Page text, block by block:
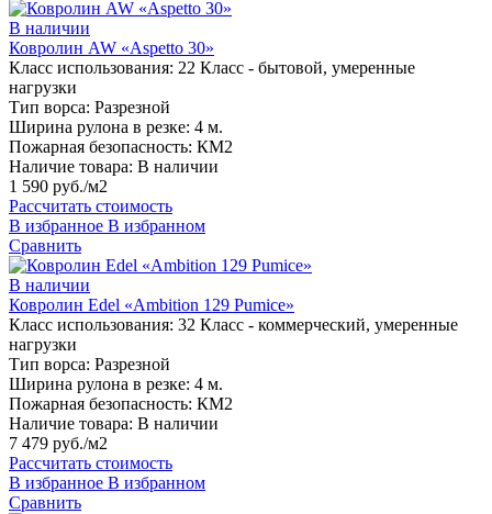
В наличии
Ковролин AW «Aspetto 30»
Класс использования: 22 Класс - бытовой, умеренные
нагрузки
Тип ворса: Разрезной
Ширина рулона в резке: 4 м.
Пожарная безопасность: КМ2
Наличие товара: В наличии
1 590 руб./м2
Рассчитать стоимость
В избранное В избранном
Сравнить
В наличии
Ковролин Edel «Ambition 129 Pumice»
Класс использования: 32 Класс - коммерческий, умеренные
нагрузки
Тип ворса: Разрезной
Ширина рулона в резке: 4 м.
Пожарная безопасность: КМ2
Наличие товара: В наличии
7 479 руб./м2
Рассчитать стоимость
В избранное В избранном
Сравнить